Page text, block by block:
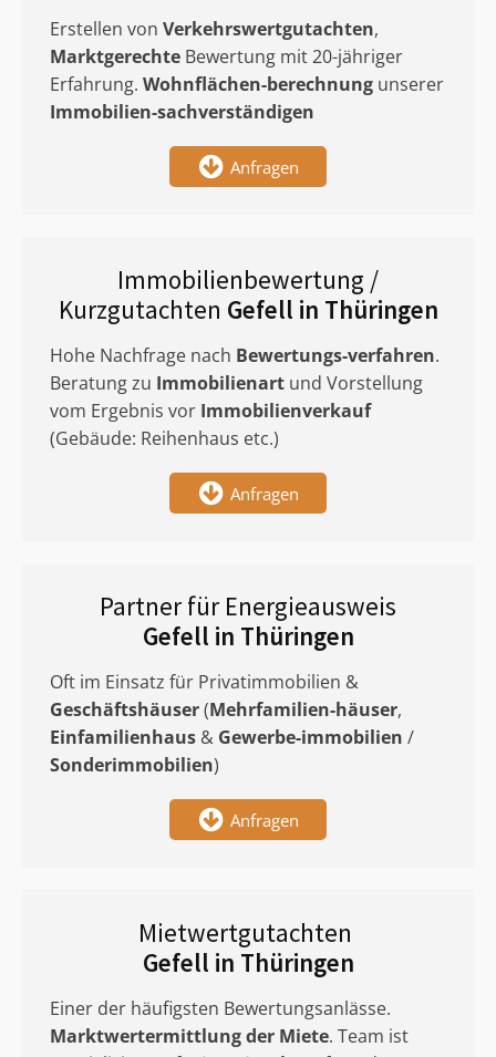
Erstellen von Verkehrswertgutachten,
Marktgerechte Bewertung mit 20-jähriger
Erfahrung. Wohnflächen-berechnung unserer
Immobilien-sachverständigen
Anfragen
Immobilienbewertung /
Kurzgutachten Gefell in Thüringen
Hohe Nachfrage nach Bewertungs-verfahren.
Beratung zu Immobilienart und Vorstellung
vom Ergebnis vor Immobilienverkauf
(Gebäude: Reihenhaus etc.)
Anfragen
Partner für Energieausweis
Gefell in Thüringen
Oft im Einsatz für Privatimmobilien &
Geschäftshäuser(Mehrfamilien-häuser,
Einfamilienhaus & Gewerbe-immobilien /
Sonderimmobilien)
Anfragen
Mietwertgutachten
Gefell in Thüringen
Einer der häufigsten Bewertungsanlässe.
Marktwertermittlungder Miete. Team ist